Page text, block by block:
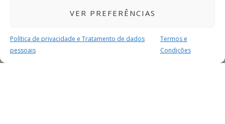
VER PREFERÊNCIAS
Política de privacidade e Tratamento de dados
pessoais
Termos e
Condições